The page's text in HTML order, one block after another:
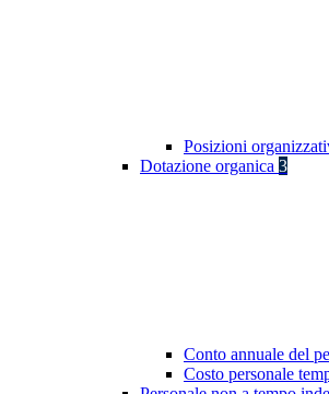
Posizioni
Dotazione organica 3
Conto annuale del
Costo personale